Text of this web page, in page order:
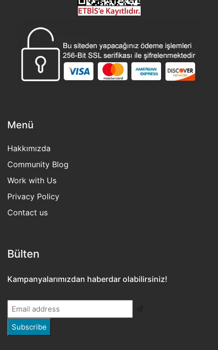
Menü
Hakkımızda
Community Blog
Work with Us
Privacy Policy
Contact us
Bülten​
Kampanyalarımızdan haberdar olabilirsiniz!